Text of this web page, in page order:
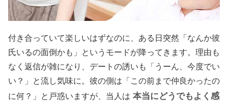
付き合っていて楽しいはずなのに、ある日突然「なんか彼
氏いるの面倒かも」というモードが降ってきます。理由も
なく返信が雑になり、デートの誘いも「うーん、今度でい
い？」と流し気味に。彼の側は「この前まで仲良かったの
に何？」と戸惑いますが、当人は 本当にどうでもよく感